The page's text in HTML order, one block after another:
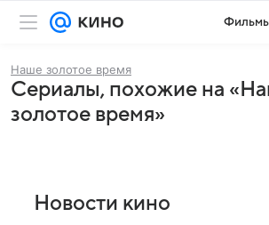
Наше золотое время
Сериалы, похожие на
золотое время»
Новости кино